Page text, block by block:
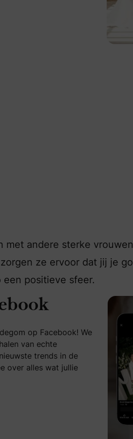
met andere sterke
ze ervoor dat jij je
positieve sfeer.
op Facebook! We
van echte
trends in de
over alles wat jullie
Facebook